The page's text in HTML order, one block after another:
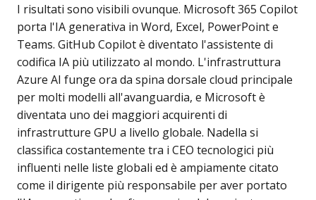
I risultati sono visibili ovunque. Microsoft 365 Copilot
porta l'IA generativa in Word, Excel, PowerPoint e
Teams. GitHub Copilot è diventato l'assistente di
codifica IA più utilizzato al mondo. L'infrastruttura
Azure AI funge ora da spina dorsale cloud principale
per molti modelli all'avanguardia, e Microsoft è
diventata uno dei maggiori acquirenti di
infrastrutture GPU a livello globale. Nadella si
classifica costantemente tra i CEO tecnologici più
influenti nelle liste globali ed è ampiamente citato
come il dirigente più responsabile per aver portato